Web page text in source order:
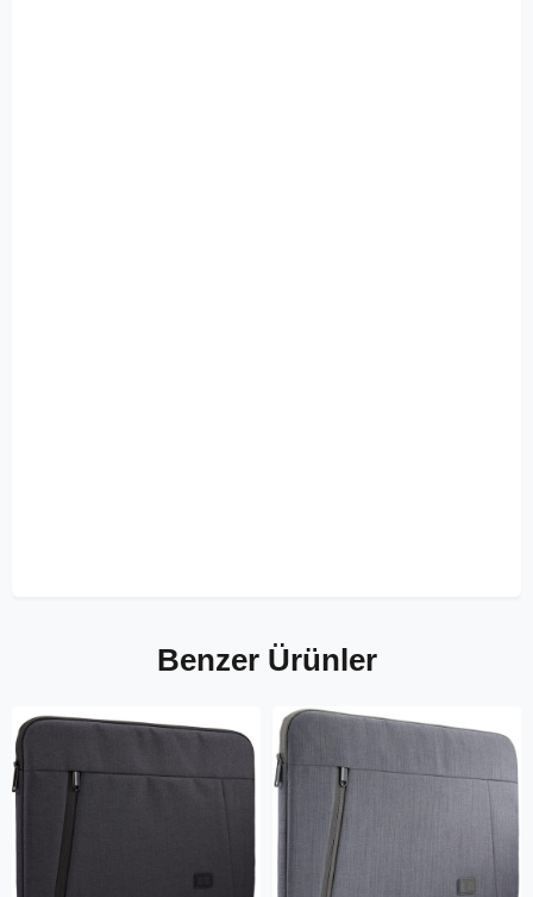
Benzer Ürünler